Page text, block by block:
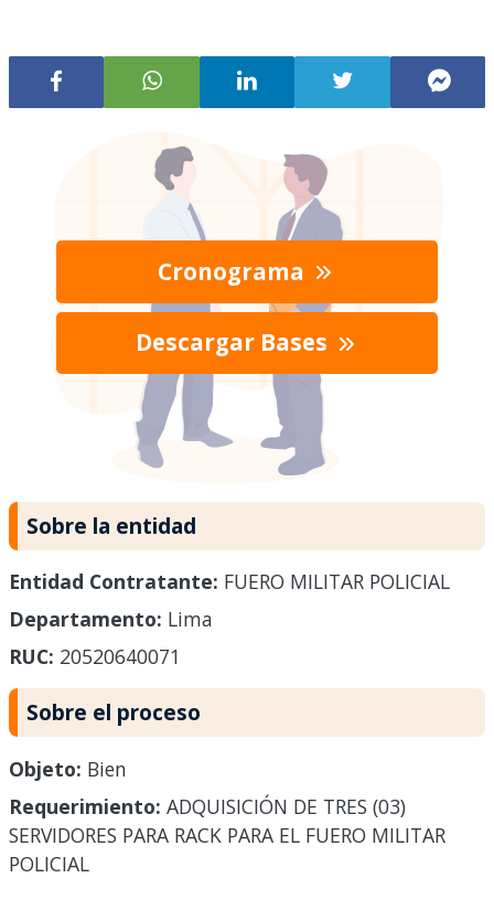
Cronograma
Descargar Bases
Sobre la entidad
Entidad Contratante: FUERO MILITAR POLICIAL
Departamento: Lima
RUC: 20520640071
Sobre el proceso
Objeto: Bien
Requerimiento: ADQUISICIÓN DE TRES (03)
SERVIDORES PARA RACK PARA EL FUERO MILITAR
POLICIAL